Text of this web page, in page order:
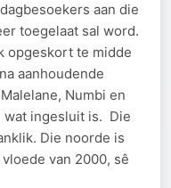
aan die
toegelaat sal word.
opgeskort te midde
aanhoudende
Numbi en
wat ingesluit is. Die
Die noorde is
van 2000, sê